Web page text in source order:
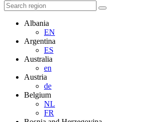
Albania
EN
Argentina
ES
Australia
en
Austria
de
Belgium
NL
FR